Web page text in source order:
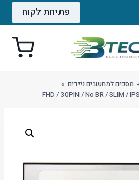
פתיחת לקוח
מסכים למחשבים ניידים »